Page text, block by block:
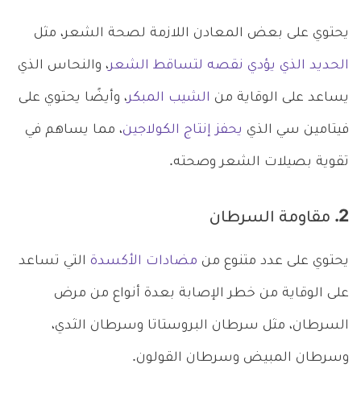
يحتوي على بعض المعادن اللازمة لصحة الشعر، مثل
الحديد الذي يؤدي نقصه لتساقط الشعر، والنحاس الذي
يساعد على الوقاية من الشيب المبكر، وأيضًا يحتوي على
فيتامين سي الذي يحفز إنتاج الكولاجين، مما يساهم في
تقوية بصيلات الشعر وصحته.
2. مقاومة السرطان
يحتوي على عدد متنوع من مضادات الأكسدة التي تساعد
على الوقاية من خطر الإصابة بعدة أنواع من مرض
السرطان، مثل سرطان البروستاتا وسرطان الثدي،
وسرطان المبيض وسرطان القولون.